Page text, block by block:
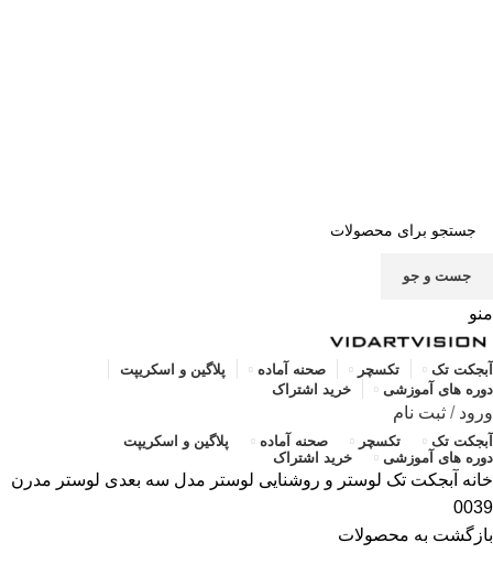
جست و جو
منو
آبجکت تک تکسچر صحنه آماده
پلاگین و اسکریپت
دوره های آموزشی
خرید اشتراک
ورود / ثبت نام
آبجکت تک تکسچر صحنه آماده
پلاگین و اسکریپت
دوره های آموزشی
خرید اشتراک
خانه آبجکت تک لوستر و روشنایی لوستر مدل سه بعدی لوستر مدرن
0039
بازگشت به محصولات